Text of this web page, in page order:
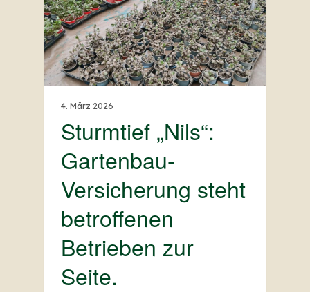
4. März 2026
Sturmtief „Nils“:
Gartenbau-
Versicherung steht
betroffenen
Betrieben zur
Seite.